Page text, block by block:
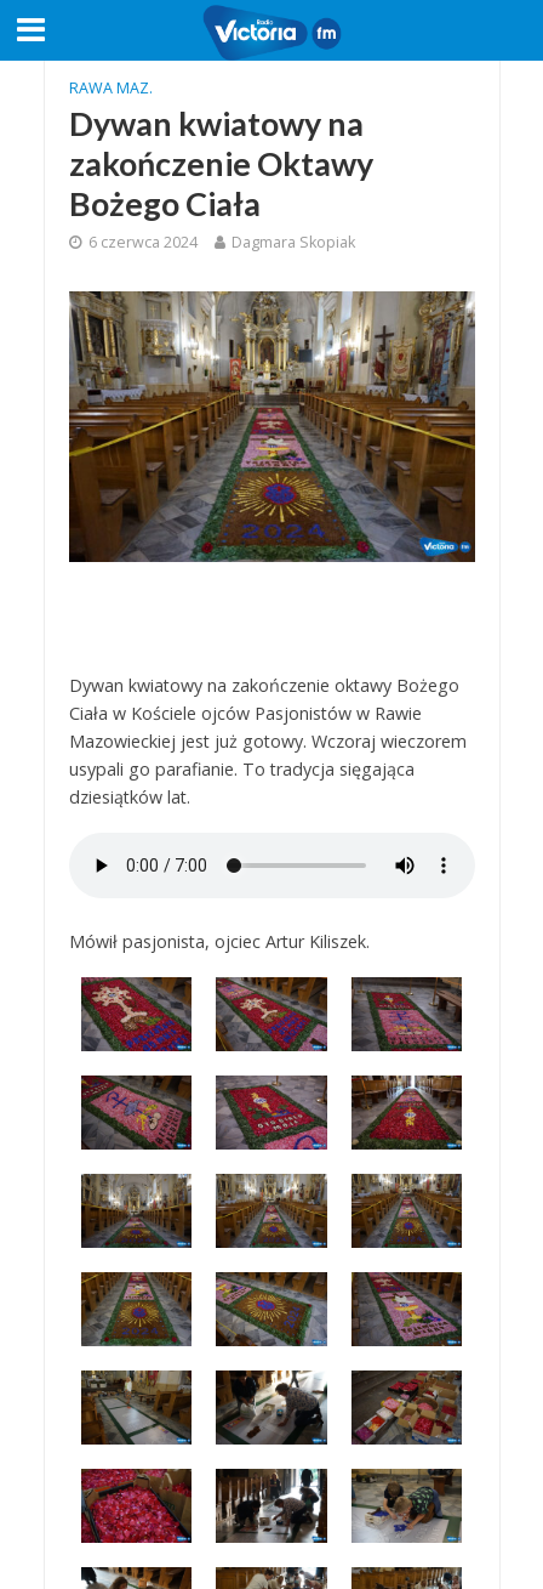
RAWA MAZ.
Dywan kwiatowy na
zakończenie Oktawy
Bożego Ciała
6 czerwca 2024 Dagmara Skopiak
Dywan kwiatowy na zakończenie oktawy Bożego
Ciała w Kościele ojców Pasjonistów w Rawie
Mazowieckiej jest już gotowy. Wczoraj wieczorem
usypali go parafianie. To tradycja sięgająca
dziesiątków lat.
Mówił pasjonista, ojciec Artur Kiliszek.